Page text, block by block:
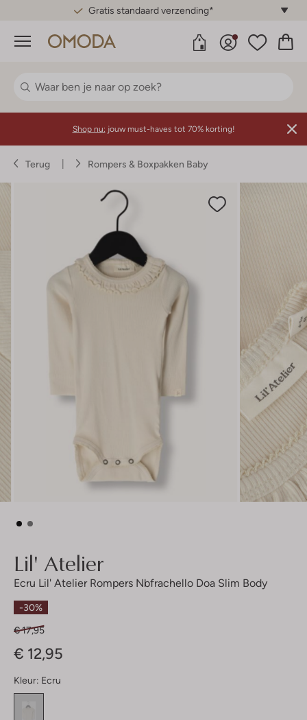
Gratis standaard verzending*
Menu
Shop nu: jouw must-haves tot 70% korting!
Terug Rompers & Boxpakken Baby
Lil' Atelier
Ecru Lil' Atelier Rompers Nbfrachello Doa Slim Body
-30%
€ 17,95
€ 12,95
Kleur: Ecru